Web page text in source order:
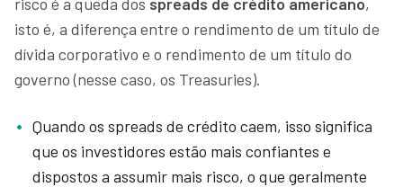
isto é, a diferença entre o rendimento de um título de
dívida corporativo e o rendimento de um título do
governo (nesse caso, os Treasuries).
Quando os spreads de crédito caem, isso significa
que os investidores estão mais confiantes e
dispostos a assumir mais risco, o que geralmente